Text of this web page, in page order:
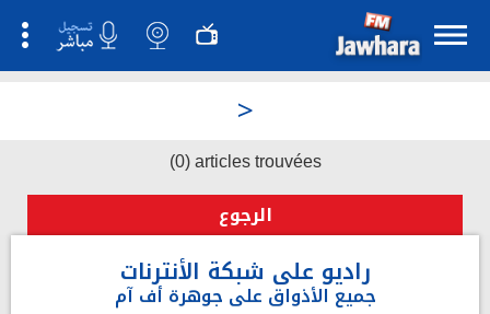
>
(0) articles trouvées
الرجوع
راديو على شبكة الأنترنات
جميع الأذواق على جوهرة أف آم